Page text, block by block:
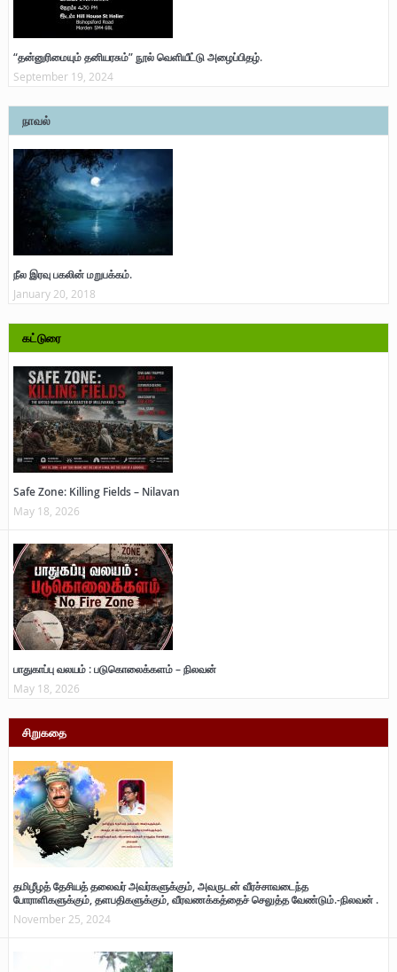
“தன்னுரிமையும் தனியரசும்” நூல் வெளியீட்டு அழைப்பிதழ்.
September 19, 2024
நாவல்
நீல இரவு பகலின் மறுபக்கம்.
January 20, 2018
கட்டுரை
Safe Zone: Killing Fields – Nilavan
May 18, 2026
பாதுகாப்பு வலயம் : படுகொலைக்களம் – நிலவன்
May 18, 2026
சிறுகதை
தமிழீழத் தேசியத் தலைவர் அவர்களுக்கும், அவருடன் வீரச்சாவடைந்த
போராளிகளுக்கும், தளபதிகளுக்கும், வீரவணக்கத்தைச் செலுத்த வேண்டும்.-நிலவன் .
November 25, 2024